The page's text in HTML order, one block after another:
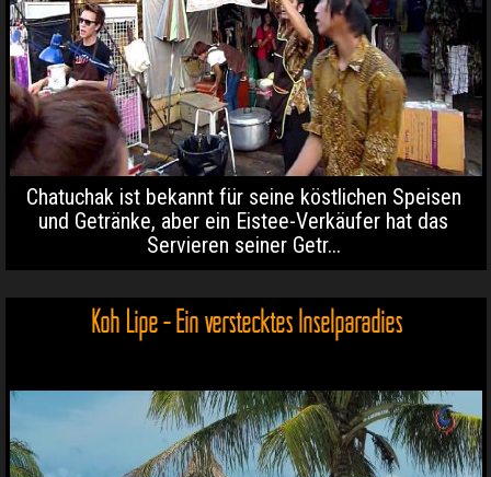
Chatuchak ist bekannt für seine köstlichen Speisen
und Getränke, aber ein Eistee-Verkäufer hat das
Servieren seiner Getr...
Koh Lipe - Ein verstecktes Inselparadies